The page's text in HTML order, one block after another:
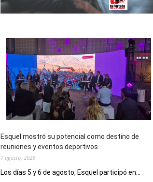
Esquel mostró su potencial como destino de
reuniones y eventos deportivos
7 agosto, 2026
Los días 5 y 6 de agosto, Esquel participó en...